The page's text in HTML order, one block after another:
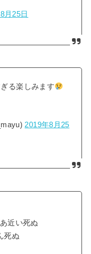
月25日
る楽しみます
2019年8月25
近い死ぬ
死ぬ